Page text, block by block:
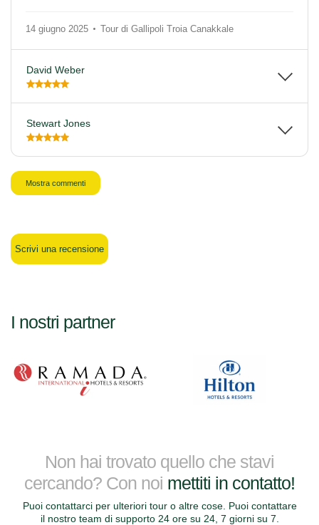
14 giugno 2025 Tour di Gallipoli Troia Canakkale
David Weber
Stewart Jones
Mostra commenti
Scrivi una recensione
I nostri partner
Non hai trovato quello che stavi
cercando? Con noi mettiti in contatto!
Puoi contattarci per ulteriori tour o altre cose. Puoi contattare
il nostro team di supporto 24 ore su 24, 7 giorni su 7.